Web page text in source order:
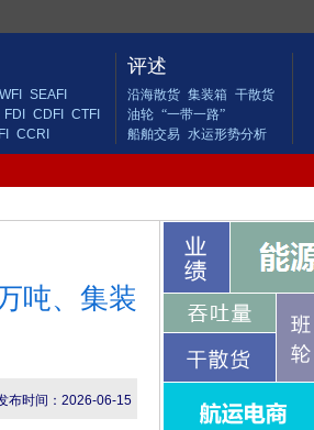
SEAFI
FDI CDFI
CTFI
CCRI
评述
沿海散货 集装箱 干散货
油轮 “一带一路”
船舶交易 水运形势分析
吨、集装
布时间：2026-06-15